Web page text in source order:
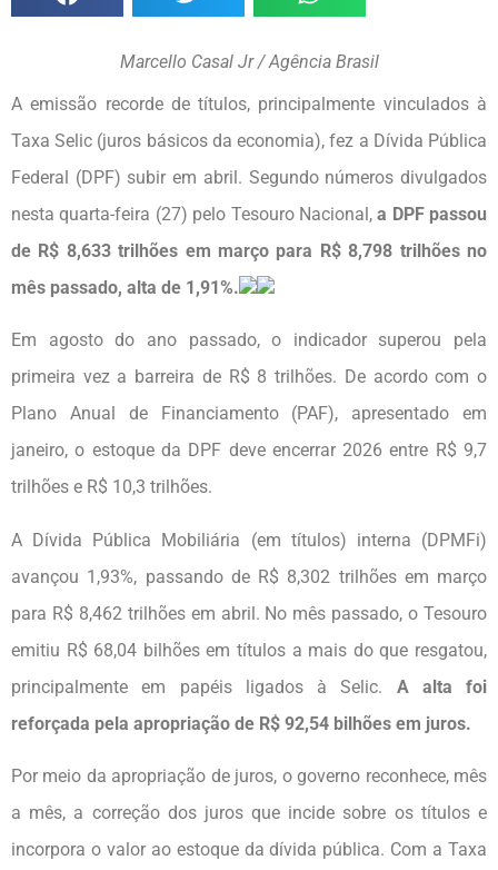
Marcello Casal Jr / Agência Brasil
A emissão recorde de títulos, principalmente vinculados à
Taxa Selic (juros básicos da economia), fez a Dívida Pública
Federal (DPF) subir em abril. Segundo números divulgados
nesta quarta-feira (27) pelo Tesouro Nacional,a DPF passou
de R$ 8,633 trilhões em março para R$ 8,798 trilhões no
mês passado, alta de 1,91%.
Em agosto do ano passado, o indicador superou pela
primeira vez a barreira de R$ 8 trilhões. De acordo com o
Plano Anual de Financiamento (PAF), apresentado em
janeiro, o estoque da DPF deve encerrar 2026 entre R$ 9,7
trilhões e R$ 10,3 trilhões.
A Dívida Pública Mobiliária (em títulos) interna (DPMFi)
avançou 1,93%, passando de R$ 8,302 trilhões em março
para R$ 8,462 trilhões em abril. No mês passado, o Tesouro
emitiu R$ 68,04 bilhões em títulos a mais do que resgatou,
principalmente em papéis ligados à Selic. A alta foi
reforçada pela apropriação de R$ 92,54 bilhões em juros.
Por meio da apropriação de juros, o governo reconhece, mês
a mês, a correção dos juros que incide sobre os títulos e
incorpora o valor ao estoque da dívida pública. Com a Taxa